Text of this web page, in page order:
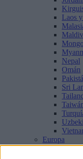
Laos
Nepal
Omán
Sri
Europa